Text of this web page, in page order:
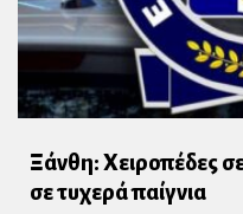
Ξάνθη: Χειροπέδες
σε τυχερά παίγνια